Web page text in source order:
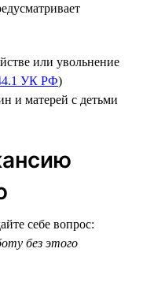
или увольнение
УК РФ)
и матерей с детьми
себе вопрос:
без этого